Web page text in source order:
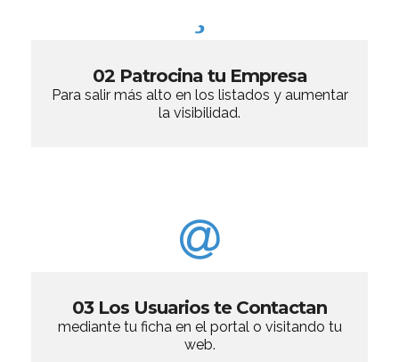
02 Patrocina tu Empresa
Para salir más alto en los listados y aumentar
la visibilidad.
03 Los Usuarios te Contactan
mediante tu ficha en el portal o visitando tu
web.